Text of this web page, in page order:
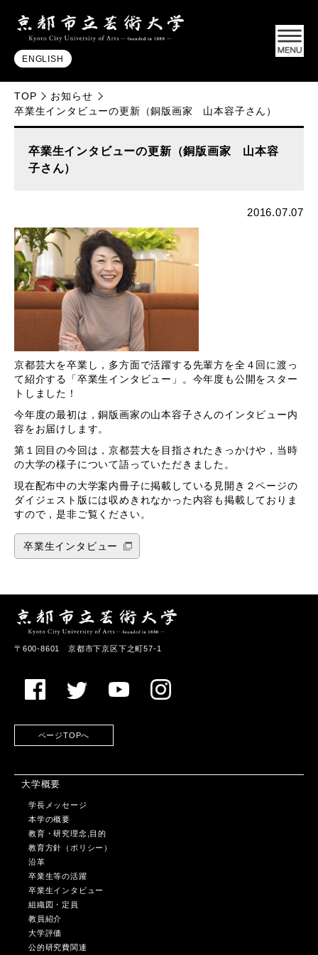
ENGLISH
TOP
お知らせ
卒業生インタビューの更新（銅版画家 山本容子さん）
卒業生インタビューの更新（銅版画家 山本容
子さん）
2016.07.07
京都芸大を卒業し，多方面で活躍する先輩方を全４回に渡っ
て紹介する「卒業生インタビュー」。今年度も公開をスター
トしました！
今年度の最初は，銅版画家の山本容子さんのインタビュー内
容をお届けします。
第１回目の今回は，京都芸大を目指されたきっかけや，当時
の大学の様子について語っていただきました。
現在配布中の大学案内冊子に掲載している見開き２ページの
ダイジェスト版には収めきれなかった内容も掲載しておりま
すので，是非ご覧ください。
卒業生インタビュー
〒600-8601 京都市下京区下之町57-1
ページTOPへ
大学概要
学長メッセージ
本学の概要
教育・研究理念,目的
教育方針（ポリシー）
沿革
卒業生等の活躍
卒業生インタビュー
組織図・定員
教員紹介
大学評価
公的研究費関連